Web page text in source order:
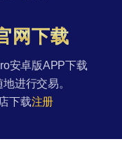
网下载
安卓版APP下载
进行交易。
下载注册